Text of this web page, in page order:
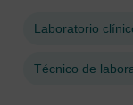
Laboratorio
Técnico de